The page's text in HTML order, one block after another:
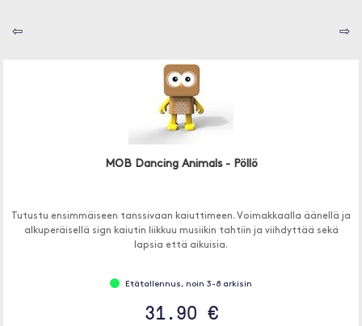
⇦ ⇨
MOB Dancing Animals - Pöllö
Tutustu ensimmäiseen tanssivaan kaiuttimeen. Voimakkaalla äänellä ja
alkuperäisellä sign kaiutin liikkuu musiikin tahtiin ja viihdyttää sekä
lapsia että aikuisia.
Etätallennus, noin 3-8 arkisin
31.90 €